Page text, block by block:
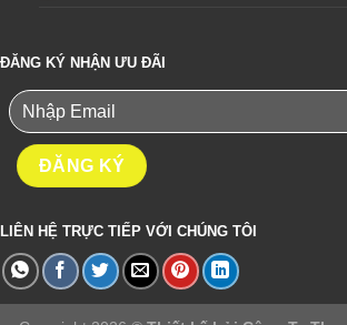
ĐĂNG KÝ NHẬN ƯU ĐÃI
LIÊN HỆ TRỰC TIẾP VỚI CHÚNG TÔI